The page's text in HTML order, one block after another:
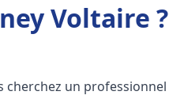
Voltaire ?
cherchez un professionnel